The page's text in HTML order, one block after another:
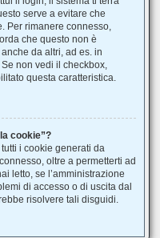
serve a evitare che
Per rimanere connesso,
che questo non è
da altri, ad es. in
non vedi il checkbox,
questa caratteristica.
cookie”?
i cookie generati da
oltre a permetterti ad
letto, se l’amministrazione
di accesso o di uscita dal
risolvere tali disguidi.